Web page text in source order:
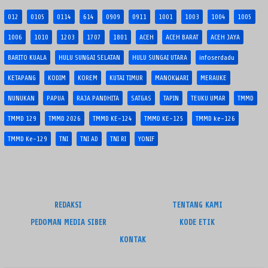
012 0105 0114 614 0909 0911 1001 1003 1004 1005
1006 1010 1203 1707 1801 ACEH ACEH BARAT ACEH JAYA
BARITO KUALA HULU SUNGAI SELATAN HULU SUNGAI UTARA infoserdadu
KETAPANG KODIM KOREM KUTAI TIMUR MANOKWARI MERAUKE
NUNUKAN PAPUA RAJA PANDHITA SATGAS TAPIN TEUKU UMAR TMMD
TMMD 129 TMMD 2026 TMMD KE-124 TMMD KE-125 TMMD ke-126
TMMD Ke-129 TNI TNI AD TNI RI YONIF
REDAKSI
TENTANG KAMI
PEDOMAN MEDIA SIBER
KODE ETIK
KONTAK